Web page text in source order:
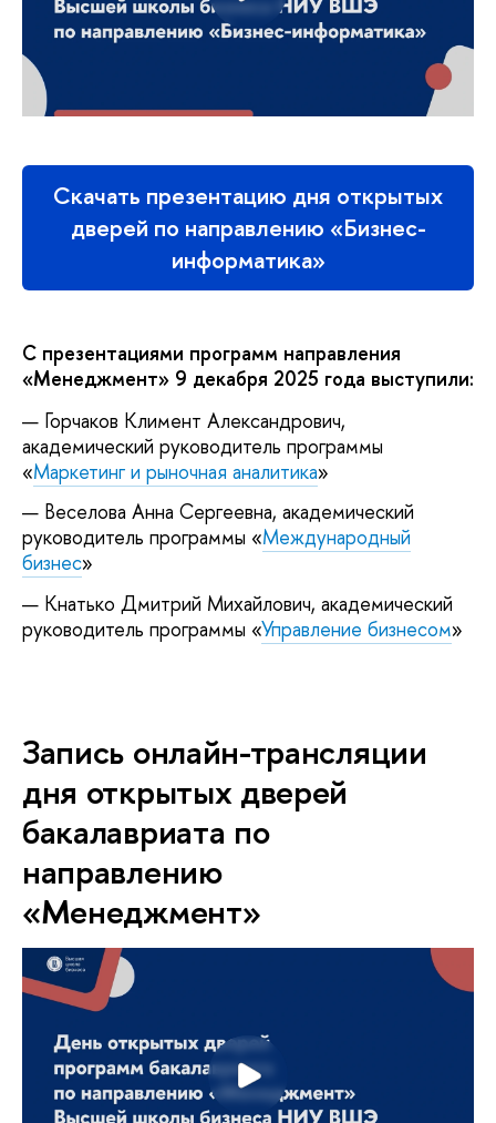
Скачать презентацию дня открытых
дверей по направлению «Бизнес-
информатика»
С презентациями программ направления
«Менеджмент» 9 декабря 2025 года выступили:
Горчаков Климент Александрович,
академический руководитель программы
«Маркетинг и рыночная аналитика»
Веселова Анна Сергеевна, академический
руководитель программы «Международный
бизнес»
Кнатько Дмитрий Михайлович, академический
руководитель программы «Управление бизнесом»
Запись онлайн-трансляции
дня открытых дверей
бакалавриата по
направлению
«Менеджмент»